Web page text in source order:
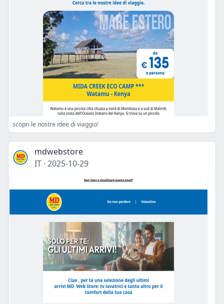
scopri le nostre idee di viaggio!
mdwebstore
IT · 2025-10-29